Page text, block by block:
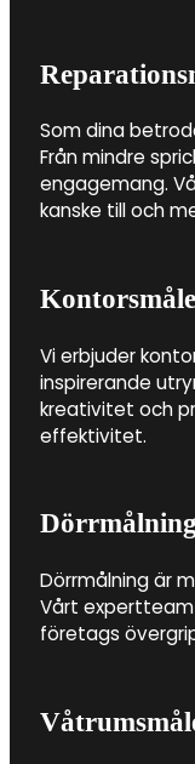
Som dina
Från mindre
engagemang.
kanske till och
Vi erbjuder
inspirerande
kreativitet och
effektivitet.
Dörrmålning
Dörrmålning är
Vårt
företags